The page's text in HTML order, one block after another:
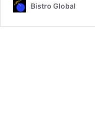
Bistro Global